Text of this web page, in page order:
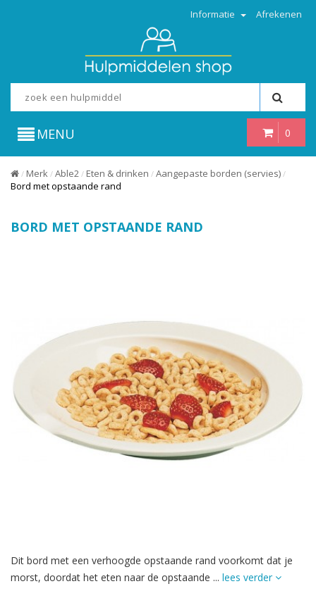
Informatie Afrekenen
0
MENU
/ Merk / Able2 / Eten & drinken / Aangepaste borden (servies) /
Bord met opstaande rand
BORD MET OPSTAANDE RAND
Dit bord met een verhoogde opstaande rand voorkomt dat je
morst, doordat het eten naar de opstaande ... lees verder